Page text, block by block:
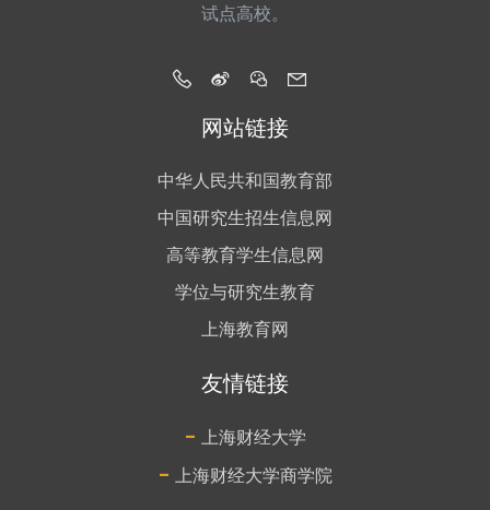
试点高校。
网站链接
中华人民共和国教育部
中国研究生招生信息网
高等教育学生信息网
学位与研究生教育
上海教育网
友情链接
- 上海财经大学
- 上海财经大学商学院